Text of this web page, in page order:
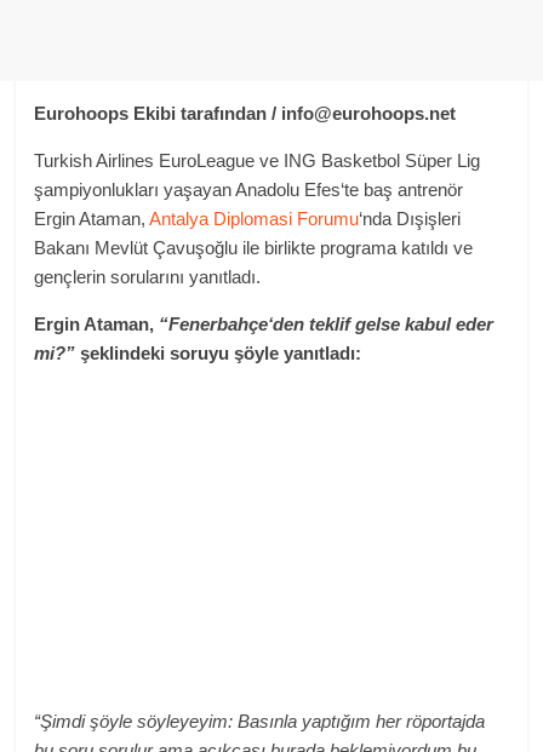
Eurohoops Ekibi tarafından / info@eurohoops.net
Turkish Airlines EuroLeague ve ING Basketbol Süper Lig
şampiyonlukları yaşayan Anadolu Efes‘te baş antrenör
Ergin Ataman,Antalya Diplomasi Forumu‘nda Dışişleri
Bakanı Mevlüt Çavuşoğlu ile birlikte programa katıldı ve
gençlerin sorularını yanıtladı.
Ergin Ataman, “Fenerbahçe‘den teklif gelse kabul eder
mi?”şeklindeki soruyu şöyle yanıtladı:
“Şimdi şöyle söyleyeyim: Basınla yaptığım her röportajda